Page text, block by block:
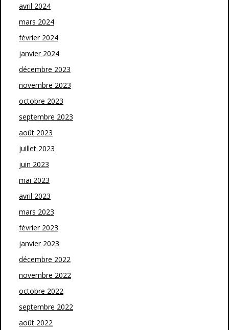
avril 2024
mars 2024
février 2024
janvier 2024
décembre 2023
novembre 2023
octobre 2023
septembre 2023
août 2023
juillet 2023
juin 2023
mai 2023
avril 2023
mars 2023
février 2023
janvier 2023
décembre 2022
novembre 2022
octobre 2022
septembre 2022
août 2022